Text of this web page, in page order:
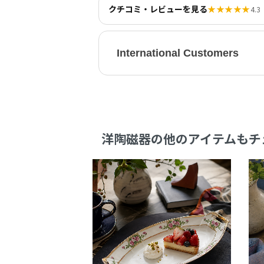
クチコミ・レビューを見る★★★★★4.3
International Customers
洋陶磁器の他のアイテムも